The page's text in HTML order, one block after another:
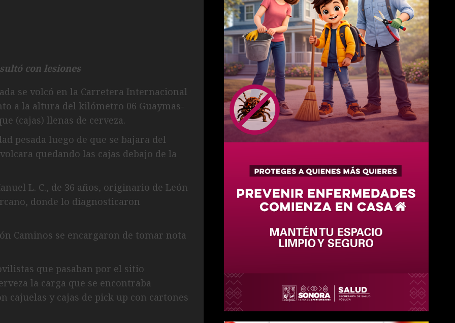
con lesiones
se volcó en la Carretera Internacional
a la altura del kilómetro 06 Guaymas-
(cajas) llenas de cerveza.
pesada luego de que se bajara del
quedando las cajas debajo de la
L. C., de 36 años, originario de León
donde lo diagnosticaron
Caminos se encargaron de tomar nota
que pasaban por el sitio
la carga que se encontraba
cajuelas y cajas de pick up con cartones